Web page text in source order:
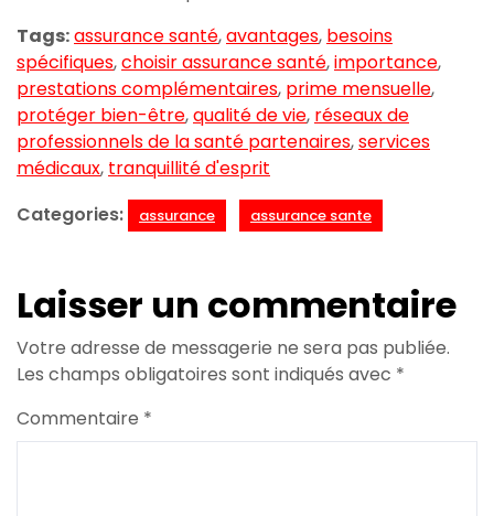
Tags:assurance santé,avantages, besoins
spécifiques,choisir assurance santé,importance,
prestations complémentaires, prime mensuelle,
protéger bien-être,qualité de vie, réseaux de
professionnels de la santé partenaires,services
médicaux, tranquillité d'esprit
Categories:
assurance assurance sante
Laisser un commentaire
Votre adresse de messagerie ne sera pas publiée.
Les champs obligatoires sont indiqués avec *
Commentaire *